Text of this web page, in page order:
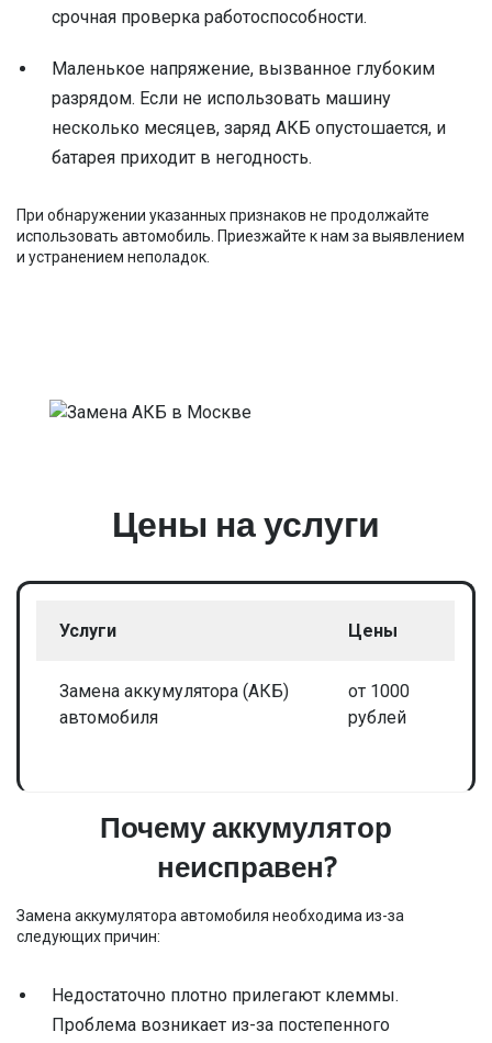
срочная проверка работоспособности.
Маленькое напряжение, вызванное глубоким
разрядом. Если не использовать машину
несколько месяцев, заряд АКБ опустошается, и
батарея приходит в негодность.
При обнаружении указанных признаков не продолжайте
использовать автомобиль. Приезжайте к нам за выявлением
и устранением неполадок.
Цены на услуги
Услуги Цены
Замена аккумулятора (АКБ)
автомобиля
от 1000
рублей
Почему аккумулятор
неисправен?
Замена аккумулятора автомобиля необходима из-за
следующих причин:
Недостаточно плотно прилегают клеммы.
Проблема возникает из-за постепенного